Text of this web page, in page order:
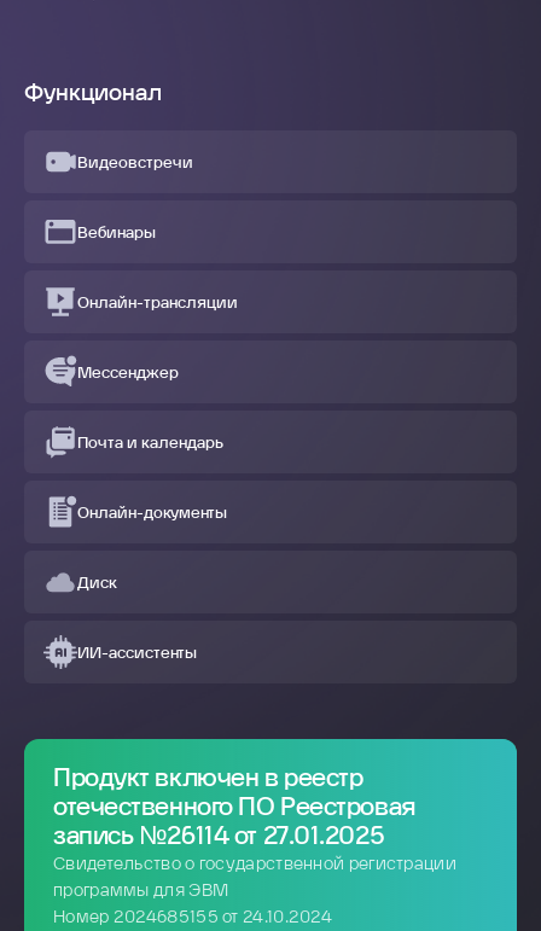
Функционал
Видеовстречи
Вебинары
Онлайн-трансляции
Мессенджер
Почта и календарь
Онлайн-документы
Диск
ИИ-ассистенты
Продукт включен в реестр
отечественного ПО Реестровая
запись №26114 от 27.01.2025
Свидетельство о государственной регистрации
программы для ЭВМ
Номер 2024685155 от 24.10.2024